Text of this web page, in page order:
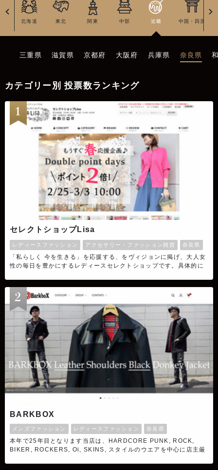
北海道 東北 関東 中部 近畿 中国・四国
三重県 滋賀県 京都府 大阪府 兵庫県 奈良県
カテゴリー別 投票数ランキング
セレクトショップLisa
レディースファッション アクセサリー・ファッション雑貨 奈良県
「私らしく 今を生きる」を応援する、をヴィジョンに掲げ、大人女
性の毎日を豊かにするレディースセレクトショップです。具体的に
ドを3つ同時リリース。セレクト品だけでなく、オリジナル品の企画
販売に力を入れています。SNSを中心に、ユーザー様との触れ合い
を大事にしています。
BARKBOX
メンズファッション レディースファッション 奈良県
本年で25年目となります当店は、HARDCORE PUNK, ROCK,
BIKER, ROCKERS, Oi, SKINS, スタイルのウエアを中心に店主厳